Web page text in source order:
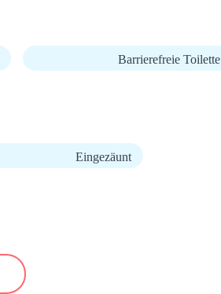
Barrierefreie Toilette
Eingezäunt